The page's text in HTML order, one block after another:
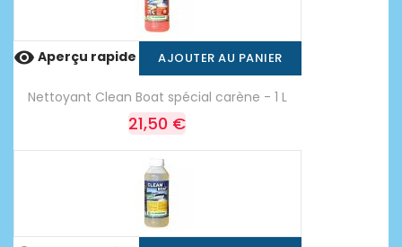
 Aperçu rapide AJOUTER AU PANIER
Nettoyant Clean Boat spécial carène - 1 L
21,50 €